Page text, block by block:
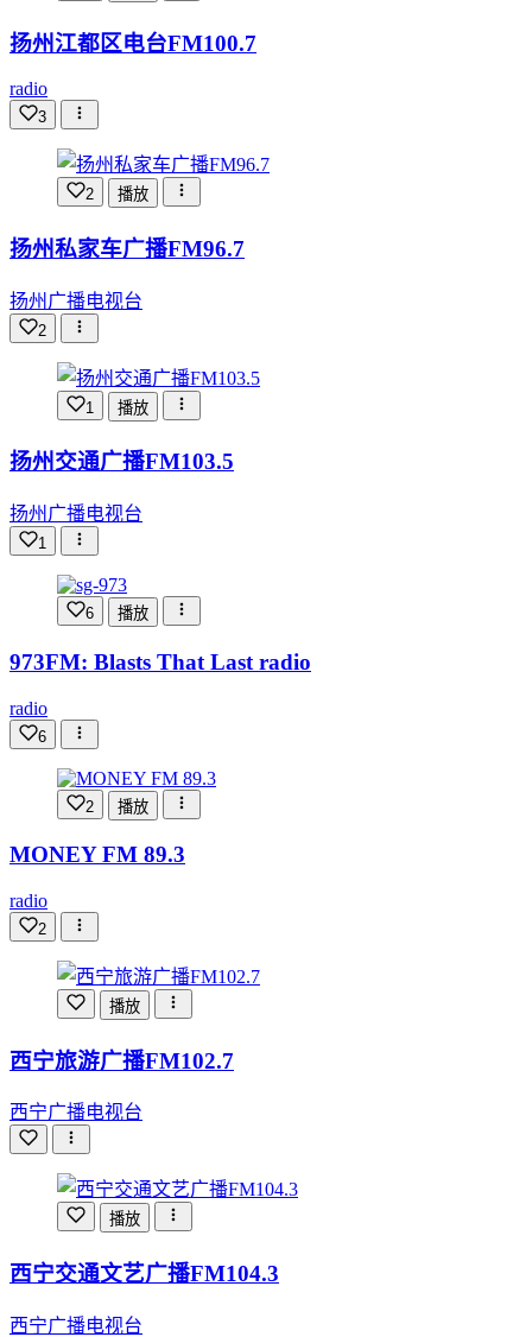
扬州江都区电台FM100.7
radio
3
2 播放
扬州私家车广播FM96.7
扬州广播电视台
2
1 播放
扬州交通广播FM103.5
扬州广播电视台
1
6 播放
973FM: Blasts That Last radio
radio
6
2 播放
MONEY FM 89.3
radio
2
播放
西宁旅游广播FM102.7
西宁广播电视台
播放
西宁交通文艺广播FM104.3
西宁广播电视台